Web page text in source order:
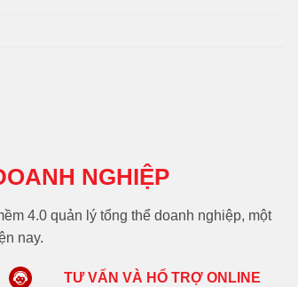
NGHIỆP
4.0 quản lý tổng thể doanh nghiệp, một
nay.
TƯ VẤN VÀ HỔ TRỢ ONLINE